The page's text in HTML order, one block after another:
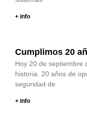
+ info
Cumplimos 20
Hoy 20 de septiembre
historia. 20 años de
seguridad de
+ info